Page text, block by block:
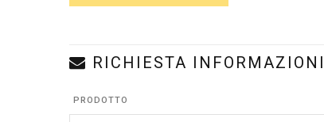
RICHIESTA INFORMAZIONI
PRODOTTO